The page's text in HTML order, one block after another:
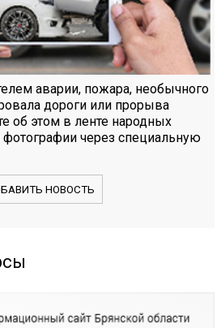
аварии, пожара, необычного
дороги или прорыва
об этом в ленте народных
фотографии через специальную
НОВОСТЬ